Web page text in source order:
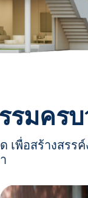
รมครบ
เพื่อสร้างสรร